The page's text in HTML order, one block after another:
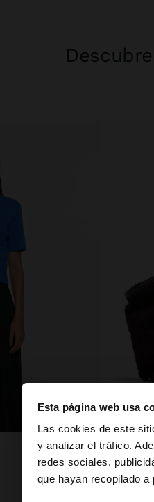
Esta página web usa
Las cookies de este
y analizar el tráfico.
redes sociales,
que hayan recopilado
hola
Estás